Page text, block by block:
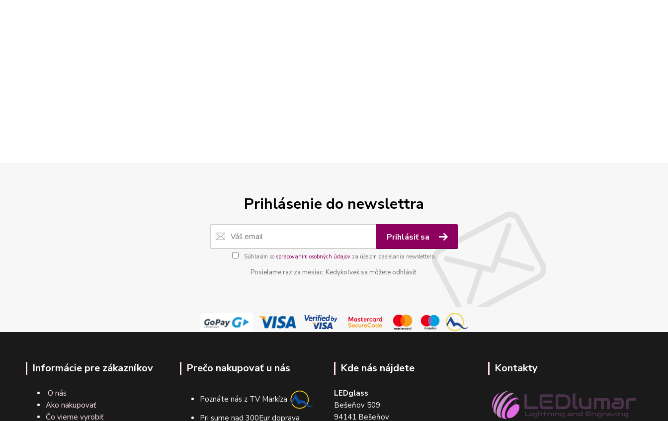
Prihlásenie do newslettra
Prihlásiť sa
Súhlasím so spracovaním osobných údajovza účelom zasielania newslettera.
Posielame raz za mesiac. Kedykoľvek sa môžete odhlásiť.
Informácie pre zákazníkov
O nás
Ako nakupovať
Čo vieme vyrobiť
Prečo nakupovať u nás
Poznáte nás z TV Markíza
Pri sume nad 300Eur doprava
Kde nás nájdete
LEDglass
Bešeňov 509
94141 Bešeňov
Kontakty